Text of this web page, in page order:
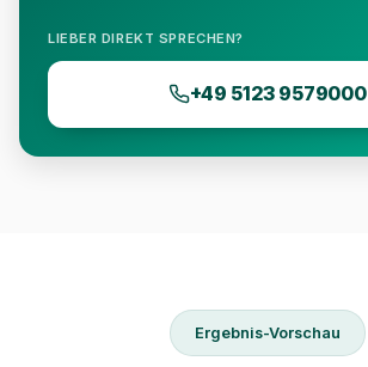
LIEBER DIREKT SPRECHEN?
+49 5123 9579000
Ergebnis-Vorschau